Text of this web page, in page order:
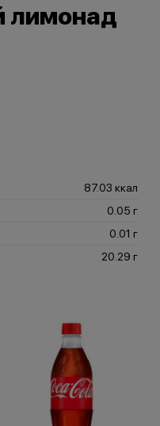
лимонад
87.03 ккал
0.05 г
0.01 г
20.29 г